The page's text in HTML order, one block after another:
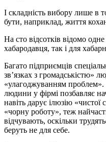
І складність вибору лише в
бути, наприклад, життя
На сто відсотків відомо
хабародавця, так і для
Багато підприємців
зв’язках з громадськістю»
«улагоджуванням проблем».
людини у фірмі позбавляє
навіть дарує ілюзію
«чорну роботу», теж
відчувають, оскільки
беруть не для себе.